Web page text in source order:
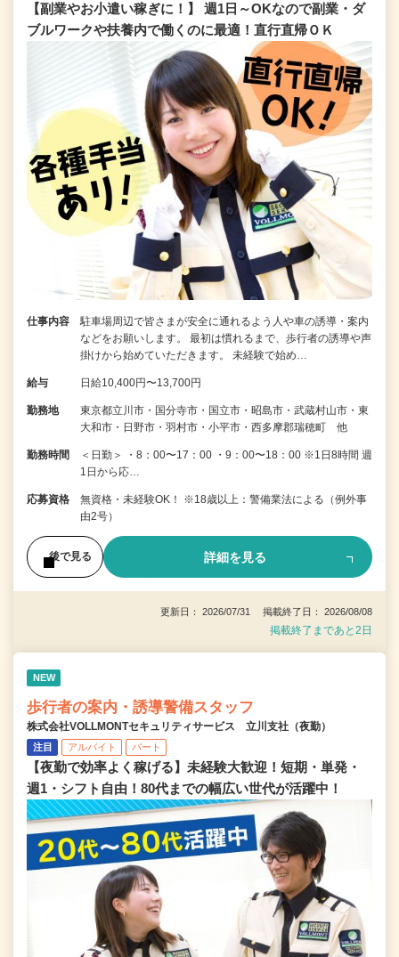
【副業やお小遣い稼ぎに！】 週1日～OKなので副業・ダ
ブルワークや扶養内で働くのに最適！直行直帰ＯＫ
仕事内容
駐車場周辺で皆さまが安全に通れるよう人や車の誘導・案内
などをお願いします。 最初は慣れるまで、歩行者の誘導や声
掛けから始めていただきます。 未経験で始め…
給与 日給10,400円〜13,700円
勤務地
東京都立川市・国分寺市・国立市・昭島市・武蔵村山市・東
大和市・日野市・羽村市・小平市・西多摩郡瑞穂町 他
勤務時間
＜日勤＞ ・8：00〜17：00 ・9：00〜18：00 ※1日8時間 週
1日から応…
応募資格
無資格・未経験OK！ ※18歳以上：警備業法による（例外事
由2号）
後で見る 詳細を見る
更新日： 2026/07/31 掲載終了日： 2026/08/08
掲載終了まであと2日
NEW
歩行者の案内・誘導警備スタッフ
株式会社VOLLMONTセキュリティサービス 立川支社（夜勤）
注目 アルバイト パート
【夜勤で効率よく稼げる】未経験大歓迎！短期・単発・
週1・シフト自由！80代までの幅広い世代が活躍中！